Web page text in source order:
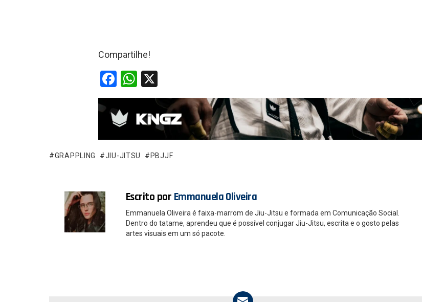
Compartilhe!
F
a
ce
b
o
o
W
h
at
s
A
p
GRAPPLING JIU-JITSU PBJJF
Escrito por Emmanuela Oliveira
Emmanuela Oliveira é faixa-marrom de Jiu-Jitsu e formada em Comunicação Social.
Dentro do tatame, aprendeu que é possível conjugar Jiu-Jitsu, escrita e o gosto pelas
artes visuais em um só pacote.